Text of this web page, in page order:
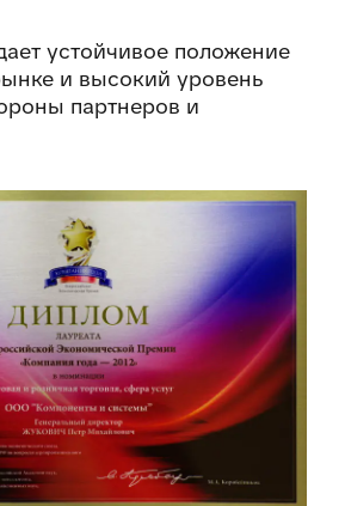
устойчивое положение
и высокий уровень
партнеров и